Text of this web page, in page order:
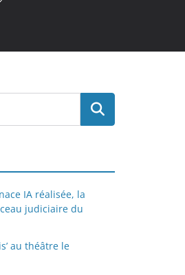
IA réalisée, la
judiciaire du
au théâtre le